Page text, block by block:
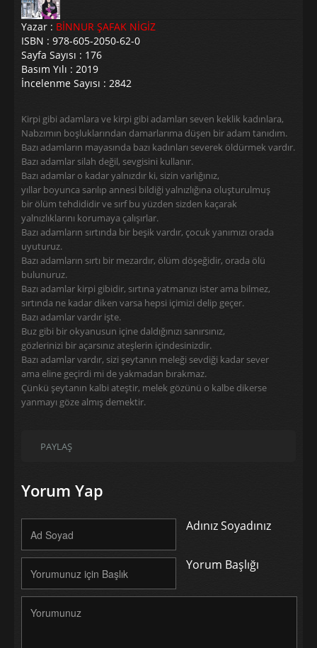
Yazar : BİNNUR ŞAFAK NİGİZ
ISBN : 978-605-2050-62-0
Sayfa Sayısı : 176
Basım Yılı : 2019
İncelenme Sayısı : 2842
Kirpi gibi adamlara ve kirpi gibi adamları seven keklik kadınlara,
Nabzımın boşluklarından damarlarıma düşen bir adam tanıdım.
Bazı adamların mayasında bazı kadınları severek öldürmek vardır.
Bazı adamlar silah değil, sevgisini kullanır.
Bazı adamlar o kadar yalnızdır ki, sizin varlığınız,
yıllar boyunca sarılıp annesi bildiği yalnızlığına oluşturulmuş
bir ölüm tehdididir ve sırf bu yüzden sizden kaçarak
yalnızlıklarını korumaya çalışırlar.
Bazı adamların sırtında bir beşik vardır, çocuk yanımızı orada
uyuturuz.
Bazı adamların sırtı bir mezardır, ölüm döşeğidir, orada ölü
bulunuruz.
Bazı adamlar kirpi gibidir, sırtına yatmanızı ister ama bilmez,
sırtında ne kadar diken varsa hepsi içimizi delip geçer.
Bazı adamlar vardır işte.
Buz gibi bir okyanusun içine daldığınızı sanırsınız,
gözlerinizi bir açarsınız ateşlerin içindesinizdir.
Bazı adamlar vardır, sizi şeytanın meleği sevdiği kadar sever
ama eline geçirdi mi de yakmadan bırakmaz.
Çünkü şeytanın kalbi ateştir, melek gözünü o kalbe dikerse
yanmayı göze almış demektir.
PAYLAŞ
Yorum Yap
Adınız Soyadınız
Yorum Başlığı